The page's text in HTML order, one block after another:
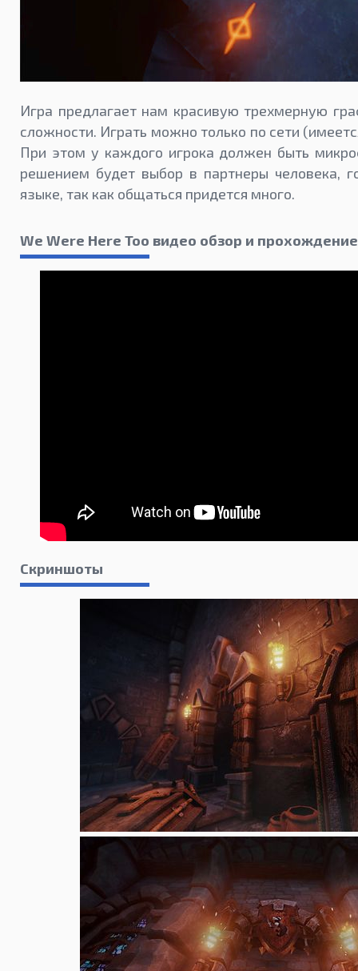
Игра предлагает нам красивую трехмерную
сложности. Играть можно только по сети
При этом у каждого игрока должен быть
решением будет выбор в партнеры человека,
языке, так как общаться придется много.
We Were Here Too видео обзор и прохождение
Скриншоты